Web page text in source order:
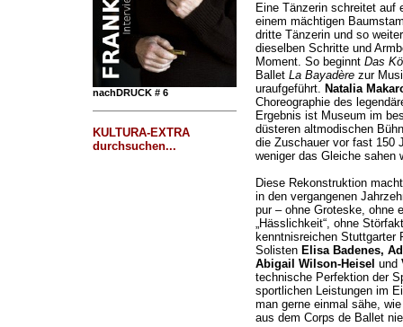
nachDRUCK # 6
KULTURA-EXTRA
durchsuchen...
Eine Tänzerin schreitet auf
einem mächtigen
dritte Tänzerin und so
dieselben Schritte und
Moment. So beginnt Das
Ballet La Bayadèrezur
uraufgeführt. Natalia
Choreographie des
Ergebnis ist Museum im
düsteren altmodischen
die Zuschauer vor fast 150
weniger das Gleiche sahen
Diese Rekonstruktion
in den vergangenen
pur – ohne Groteske, ohne
„Hässlichkeit“, ohne
kenntnisreichen Stuttgarter
Solisten Elisa Badenes,
Abigail Wilson-Heisel und
technische Perfektion der
sportlichen Leistungen im
man gerne einmal sähe,
aus dem Corps de Ballet